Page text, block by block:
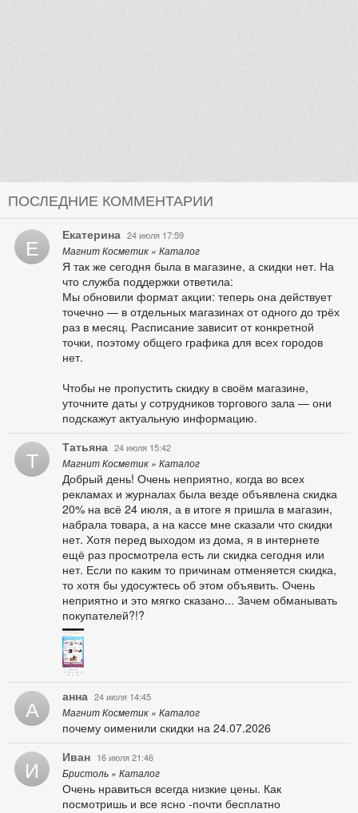
ПОСЛЕДНИЕ КОММЕНТАРИИ
Е Екатерина 24 июля 17:59
Магнит Косметик » Каталог
Я так же сегодня была в магазине, а скидки нет. На
что служба поддержки ответила:
Мы обновили формат акции: теперь она действует
точечно — в отдельных магазинах от одного до трёх
раз в месяц. Расписание зависит от конкретной
точки, поэтому общего графика для всех городов
нет.
Чтобы не пропустить скидку в своём магазине,
уточните даты у сотрудников торгового зала — они
подскажут актуальную информацию.
Т Татьяна 24 июля 15:42
Магнит Косметик » Каталог
Добрый день! Очень неприятно, когда во всех
рекламах и журналах была везде объявлена скидка
20% на всё 24 июля, а в итоге я пришла в магазин,
набрала товара, а на кассе мне сказали что скидки
нет. Хотя перед выходом из дома, я в интернете
ещё раз просмотрела есть ли скидка сегодня или
нет. Если по каким то причинам отменяется скидка,
то хотя бы удосужтесь об этом объявить. Очень
неприятно и это мягко сказано... Зачем обманывать
покупателей?!?
А анна 24 июля 14:45
Магнит Косметик » Каталог
почему оименили скидки на 24.07.2026
И Иван 16 июля 21:46
Бристоль » Каталог
Очень нравиться всегда низкие цены. Как
посмотришь и все ясно -почти бесплатно